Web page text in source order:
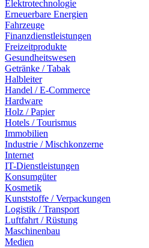
Elektrotechnologie
Erneuerbare Energien
Fahrzeuge
Finanzdienstleistungen
Freizeitprodukte
Gesundheitswesen
Getränke / Tabak
Halbleiter
Handel / E-Commerce
Hardware
Holz / Papier
Hotels / Tourismus
Immobilien
Industrie / Mischkonzerne
Internet
IT-Dienstleistungen
Konsumgüter
Kosmetik
Kunststoffe / Verpackungen
Logistik / Transport
Luftfahrt / Rüstung
Maschinenbau
Medien